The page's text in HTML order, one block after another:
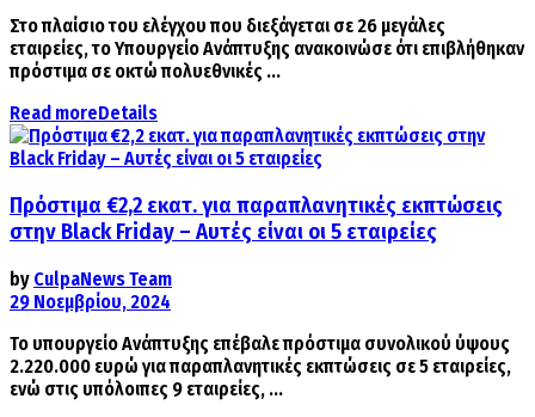
Στο πλαίσιο του ελέγχου που διεξάγεται σε 26 μεγάλες
εταιρείες, το Υπουργείο Ανάπτυξης ανακοινώσε ότι επιβλήθηκαν
πρόστιμα σε οκτώ πολυεθνικές ...
Read moreDetails
Πρόστιμα €2,2 εκατ. για παραπλανητικές εκπτώσεις
στην Black Friday – Αυτές είναι οι 5 εταιρείες
by CulpaNews Team
29 Νοεμβρίου, 2024
Το υπουργείο Ανάπτυξης επέβαλε πρόστιμα συνολικού ύψους
2.220.000 ευρώ για παραπλανητικές εκπτώσεις σε 5 εταιρείες,
ενώ στις υπόλοιπες 9 εταιρείες, ...